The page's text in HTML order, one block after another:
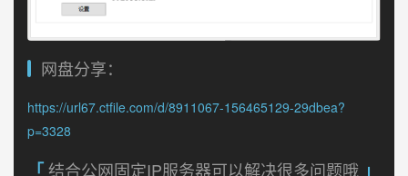
网盘分享：
https://url67.ctfile.com/d/8911067-156465129-29dbea?
p=3328
结合公网固定IP服务器可以解决很多问题哦